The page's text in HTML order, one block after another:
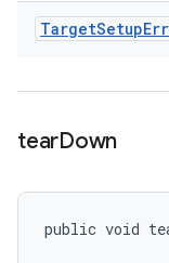
TargetSetup
tearDown
public void